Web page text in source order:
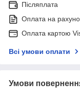
Післяплата
Оплата на
Оплата картою
Всі умови оплати
Умови